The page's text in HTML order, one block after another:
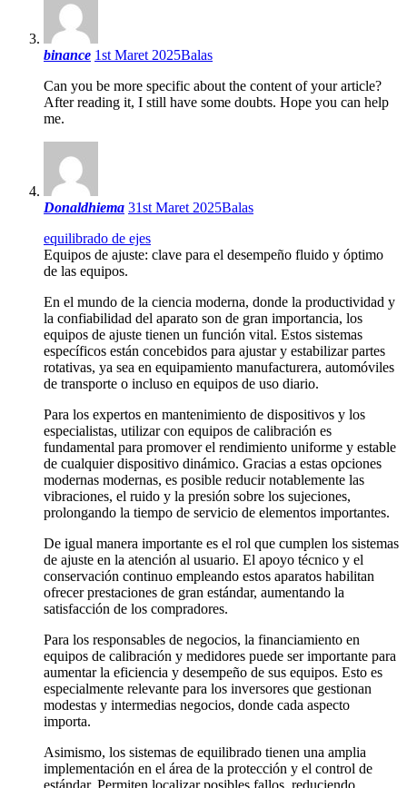
binance 1st Maret 2025Balas
Can you be more specific about the content of your article?
After reading it, I still have some doubts. Hope you can help
me.
Donaldhiema 31st Maret 2025Balas
equilibrado de ejes
Equipos de ajuste: clave para el desempeño fluido y óptimo
de las equipos.
En el mundo de la ciencia moderna, donde la productividad y
la confiabilidad del aparato son de gran importancia, los
equipos de ajuste tienen un función vital. Estos sistemas
específicos están concebidos para ajustar y estabilizar partes
rotativas, ya sea en equipamiento manufacturera, automóviles
de transporte o incluso en equipos de uso diario.
Para los expertos en mantenimiento de dispositivos y los
especialistas, utilizar con equipos de calibración es
fundamental para promover el rendimiento uniforme y estable
de cualquier dispositivo dinámico. Gracias a estas opciones
modernas modernas, es posible reducir notablemente las
vibraciones, el ruido y la presión sobre los sujeciones,
prolongando la tiempo de servicio de elementos importantes.
De igual manera importante es el rol que cumplen los sistemas
de ajuste en la atención al usuario. El apoyo técnico y el
conservación continuo empleando estos aparatos habilitan
ofrecer prestaciones de gran estándar, aumentando la
satisfacción de los compradores.
Para los responsables de negocios, la financiamiento en
equipos de calibración y medidores puede ser importante para
aumentar la eficiencia y desempeño de sus equipos. Esto es
especialmente relevante para los inversores que gestionan
modestas y intermedias negocios, donde cada aspecto
importa.
Asimismo, los sistemas de equilibrado tienen una amplia
implementación en el área de la protección y el control de
estándar. Permiten localizar posibles fallos, reduciendo